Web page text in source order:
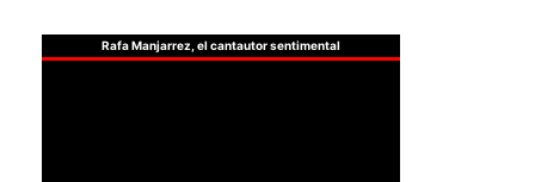
Rafa Manjarrez, el cantautor sentimental